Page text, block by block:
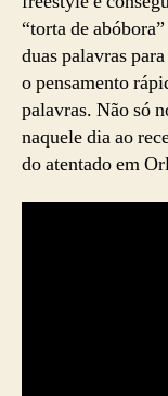
“torta de
duas palavras
o pensamento
palavras. Não só
naquele dia ao
do atentado em